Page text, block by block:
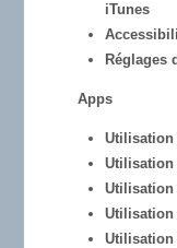
iTunes
Réglages
Apps
Utilisation
Utilisation
Utilisation
Utilisation
Utilisation